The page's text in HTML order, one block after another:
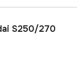
S250/270